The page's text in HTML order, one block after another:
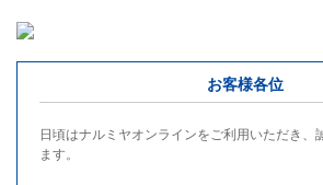
お客様各位
日頃はナルミヤオンラインをご利用いただき、
ます。